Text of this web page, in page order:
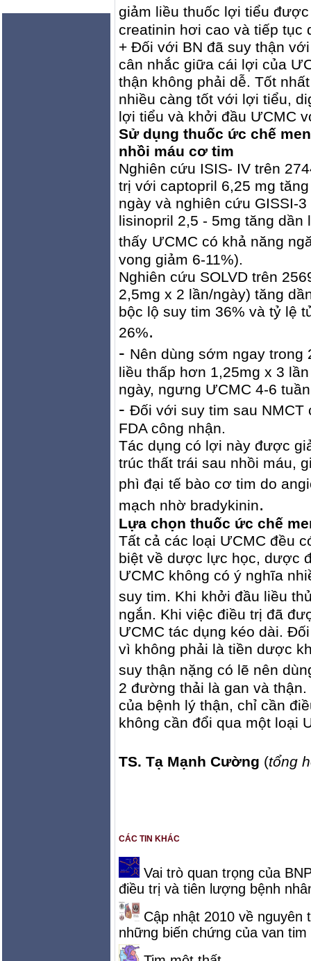
giảm liều thuốc lợi tiểu
creatinin hơi cao và tiếp tục
+ Ðối với BN đã suy thận
cân nhắc giữa cái lợi của
thận không phải dễ. Tốt
nhiều càng tốt với lợi tiểu,
lợi tiểu và khởi đầu ƯCMC
Sử dụng thuốc ức chế
nhồi máu cơ tim
Nghiên cứu ISIS- IV trên
trị với captopril 6,25 mg
ngày và nghiên cứu GISSI-
lisinopril 2,5 - 5mg tăng dần
thấy ƯCMC có khả năng
vong giảm 6-11%).
Nghiên cứu SOLVD trên
2,5mg x 2 lần/ngày) tăng
bộc lộ suy tim 36% và tỷ lệ
26%.
- Nên dùng sớm ngay trong
liều thấp hơn 1,25mg x 3
ngày, ngưng ƯCMC 4-6
- Ðối với suy tim sau NMCT
FDA công nhận.
Tác dụng có lợi này được
trúc thất trái sau nhồi máu,
phì đại tế bào cơ tim do
mạch nhờ bradykinin.
Lựa chọn thuốc ức chế
Tất cả các loại ƯCMC đều
biệt về dược lực học, dược
ƯCMC không có ý nghĩa
suy tim. Khi khởi đầu liều
ngắn. Khi việc điều trị đã
ƯCMC tác dụng kéo dài.
vì không phải là tiền dược
suy thận nặng có lẽ nên
2 đường thải là gan và
của bệnh lý thận, chỉ cần
không cần đổi qua một loại
TS. Tạ Mạnh Cường (tổng
CÁC TIN KHÁC
Vai trò quan trọng của
điều trị và tiên lượng bệnh
Cập nhật 2010 về
những biến chứng của van tim